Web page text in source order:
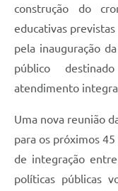
construção do
educativas
pela inauguração
público
atendimento
Uma nova reunião
para os próximos
de integração
políticas públicas